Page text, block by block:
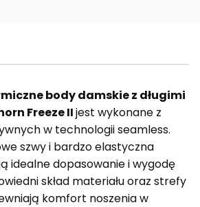
body damskie z długimi
Freeze IIjest wykonane z
w technologii seamless.
szwy i bardzo elastyczna
idealne dopasowanie i wygodę
skład materiału oraz strefy
komfort noszenia w